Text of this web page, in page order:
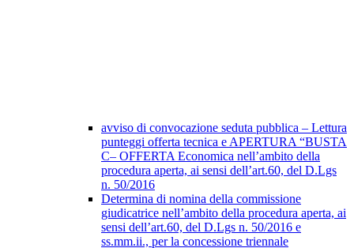
avviso di convocazione seduta pubblica – Lettura
punteggi offerta tecnica e APERTURA “BUSTA
C– OFFERTA Economica nell’ambito della
procedura aperta, ai sensi dell’art.60, del D.Lgs
n. 50/2016
Determina di nomina della commissione
giudicatrice nell’ambito della procedura aperta, ai
sensi dell’art.60, del D.Lgs n. 50/2016 e
ss.mm.ii., per la concessione triennale